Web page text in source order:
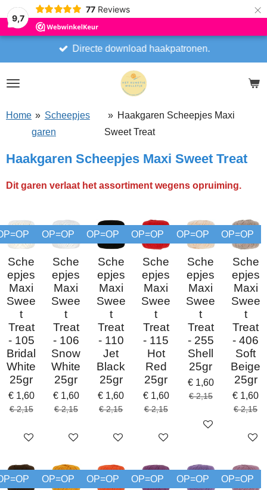
9,7
77 Reviews ×
Directe download haakpatronen.
Home » Scheepjes
garen
» Haakgaren Scheepjes Maxi
Sweet Treat
Haakgaren Scheepjes Maxi Sweet Treat
Dit garen verlaat het assortiment wegens opruiming.
Sche
epjes
Maxi
Swee
t
Treat
- 105
Bridal
White
25gr
€ 1,60
€ 2,15
In winkelwagen
OP=OP
Sche
epjes
Maxi
Swee
t
Treat
- 106
Snow
White
25gr
€ 1,60
€ 2,15
In winkelwagen
OP=OP
Sche
epjes
Maxi
Swee
t
Treat
- 110
Jet
Black
25gr
€ 1,60
€ 2,15
In winkelwagen
OP=OP
Sche
epjes
Maxi
Swee
t
Treat
- 115
Hot
Red
25gr
€ 1,60
€ 2,15
In winkelwagen
OP=OP
Sche
epjes
Maxi
Swee
t
Treat
- 255
Shell
25gr
€ 1,60
€ 2,15
In winkelwagen
OP=OP
Sche
epjes
Maxi
Swee
t
Treat
- 406
Soft
Beige
25gr
€ 1,60
€ 2,15
In
OP=OP OP=OP OP=OP OP=OP OP=OP